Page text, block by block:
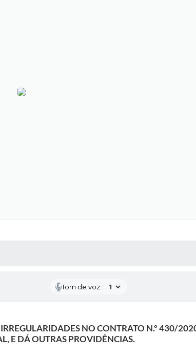
Tom de voz:
NO CONTRATO N.º 430/
E DÁ OUTRAS PROVIDÊNCIAS.